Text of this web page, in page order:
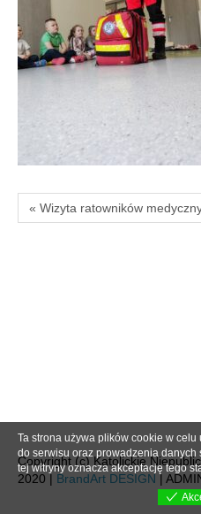
« Wizyta ratowników
Copyright (c) Katolickie
2020 | BrandArt DESIGN |
Ta strona używa plików cookie w
do serwisu oraz prowadzenia danych
tej witryny oznacza akceptację tego